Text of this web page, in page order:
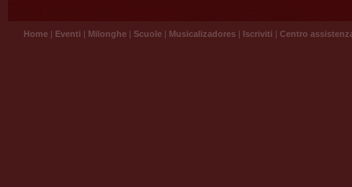
Home | Eventi | Milonghe | Scuole | Musicalizadores | Iscriviti | Centro